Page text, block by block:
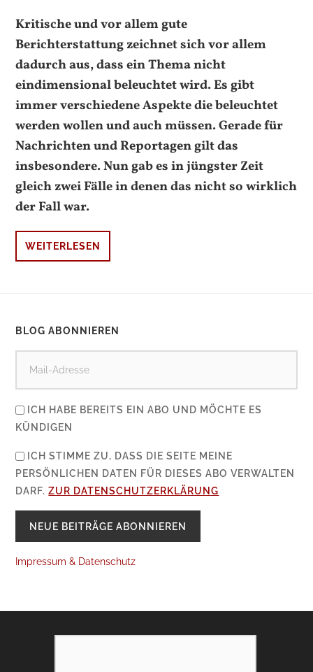
Kritische und vor allem gute
Berichterstattung zeichnet sich vor allem
dadurch aus, dass ein Thema nicht
eindimensional beleuchtet wird. Es gibt
immer verschiedene Aspekte die beleuchtet
werden wollen und auch müssen. Gerade für
Nachrichten und Reportagen gilt das
insbesondere. Nun gab es in jüngster Zeit
gleich zwei Fälle in denen das nicht so wirklich
der Fall war.
WEITERLESEN
BLOG ABONNIEREN
ICH HABE BEREITS EIN ABO UND MÖCHTE ES
KÜNDIGEN
ICH STIMME ZU, DASS DIE SEITE MEINE
PERSÖNLICHEN DATEN FÜR DIESES ABO VERWALTEN
DARF.ZUR DATENSCHUTZERKLÄRUNG
Impressum & Datenschutz
SEARCH